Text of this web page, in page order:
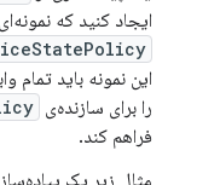
ایجاد کنید که
این نمونه باید تمام
را برای سازنده‌ی
فراهم کند.